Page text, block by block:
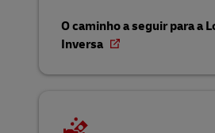
O caminho a seguir para a
Inversa